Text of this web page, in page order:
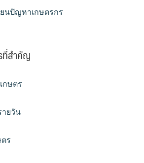
ยนปัญหาเกษตรกร
ที่สำคัญ
กษตร
ายวัน
ตร